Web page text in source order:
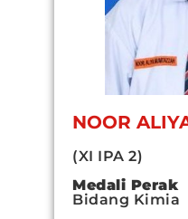
NOOR
(XI IPA 2)
Medali Perak
Bidang Kimia